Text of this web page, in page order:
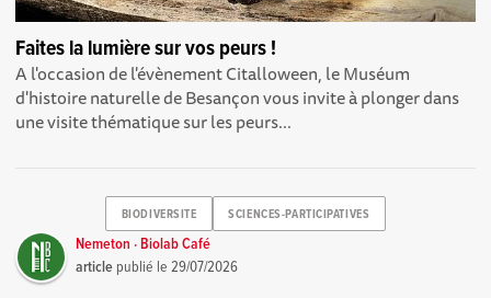
Faites la lumière sur vos peurs !
A l'occasion de l'évènement Citalloween, le Muséum
d'histoire naturelle de Besançon vous invite à plonger dans
une visite thématique sur les peurs...
BIODIVERSITE SCIENCES-PARTICIPATIVES
Nemeton · Biolab Café
article publié le29/07/2026